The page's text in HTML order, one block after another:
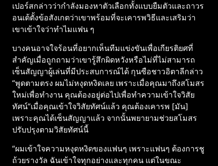
เปอร์สกล่าวว่ากำลังมองหาตัวเลือกทั้งแบบยืมตัวและถาวร
อนเต้ตั้งข้อสังเกตว่าเขาพร้อมที่จะเคารพวิธีและเสริมว่า
เขาเข้าใจว่าทำไมแฟน ๆ
บางคนอาจใจร้อนที่อยากเห็นทีมแข่งขันเพื่อเกียรติยศที่
สำคัญเมื่อถูกถามว่าเขารู้สึกผิดหวังหรือไม่ที่ไม่สามารถ
เซ็นสัญญาผู้เล่นที่มีประสบการณ์ได้ กุนซือชาวอิตาลีกล่าว
“พูดตามตรง ผมไม่หงุดหงิดเลย เพราะเมื่อคุณมาถึงสโมสร
ใหม่เพื่อทำงาน คุณต้องอยู่ต่อไปเพื่อทำความเข้าใจวิสัย
ทัศน์“เมื่อคุณเข้าใจวิสัยทัศน์แล้ว คุณต้องเคารพ [มัน]
เพราะคุณได้เซ็นสัญญาแล้ว จากนั้นพยายามช่วยสโมสร
ปรับปรุงตามวิสัยทัศน์นี้
“ผมเข้าใจความหงุดหงิดของแฟนๆ เพราะแฟนๆ ต้องการชู
ถ้วยรางวัล ฉันเข้าใจทุกอย่างและทุกคน แต่ในขณะ